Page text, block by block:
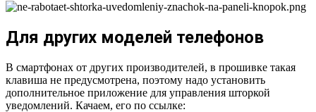
Для других моделей телефонов
В смартфонах от других производителей, в прошивке такая
клавиша не предусмотрена, поэтому надо установить
дополнительное приложение для управления шторкой
уведомлений. Качаем, его по ссылке: